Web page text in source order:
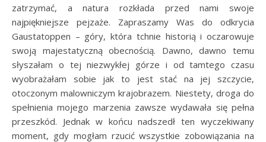
zatrzymać, a natura rozkłada przed nami swoje
najpiękniejsze pejzaże. Zapraszamy Was do odkrycia
Gaustatoppen – góry, która tchnie historią i oczarowuje
swoją majestatyczną obecnością. Dawno, dawno temu
słyszałam o tej niezwykłej górze i od tamtego czasu
wyobrażałam sobie jak to jest stać na jej szczycie,
otoczonym malowniczym krajobrazem. Niestety, droga do
spełnienia mojego marzenia zawsze wydawała się pełna
przeszkód. Jednak w końcu nadszedł ten wyczekiwany
moment, gdy mogłam rzucić wszystkie zobowiązania na